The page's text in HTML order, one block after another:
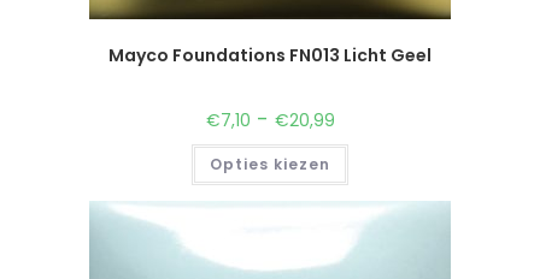
Mayco Foundations FN013 Licht Geel
€7,10 - €20,99
Opties kiezen